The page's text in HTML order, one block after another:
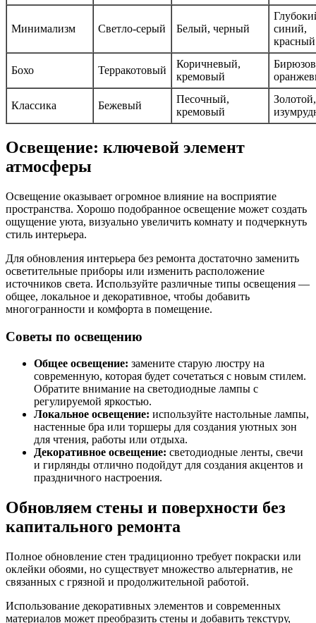
Минимализм Светло-серый Белый, черный
синий,
красный
Бохо Терракотовый
Коричневый,
кремовый
Классика Бежевый
Песочный,
кремовый
Золотой,
Освещение: ключевой элемент
атмосферы
Освещение оказывает огромное влияние на восприятие
пространства. Хорошо подобранное освещение может создать
ощущение уюта, визуально увеличить комнату и подчеркнуть
стиль интерьера.
Для обновления интерьера без ремонта достаточно заменить
осветительные приборы или изменить расположение
источников света. Используйте различные типы освещения —
общее, локальное и декоративное, чтобы добавить
многогранности и комфорта в помещение.
Советы по освещению
Общее освещение: замените старую люстру на
современную, которая будет сочетаться с новым стилем.
Обратите внимание на светодиодные лампы с
регулируемой яркостью.
Локальное освещение: используйте настольные лампы,
настенные бра или торшеры для создания уютных зон
для чтения, работы или отдыха.
Декоративное освещение: светодиодные ленты, свечи
и гирлянды отлично подойдут для создания акцентов и
праздничного настроения.
Обновляем стены и поверхности без
капитального ремонта
Полное обновление стен традиционно требует покраски или
оклейки обоями, но существует множество альтернатив, не
связанных с грязной и продолжительной работой.
Использование декоративных элементов и современных
материалов может преобразить стены и добавить текстуру,